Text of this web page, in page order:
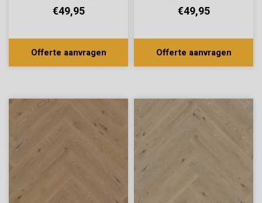
€49,95
Offerte aanvragen
€49,95
Offerte aanvragen